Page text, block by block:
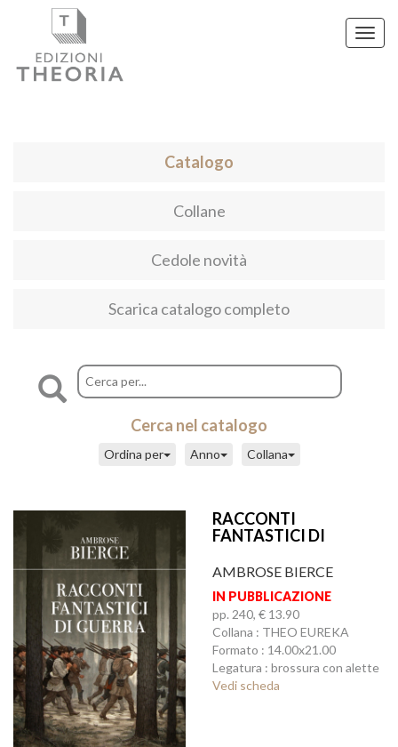
Catalogo
Collane
Cedole novità
Scarica catalogo completo
Cerca nel catalogo
Collana
Anno
Ordina per
RACCONTI
FANTASTICI DI
AMBROSE BIERCE
IN PUBBLICAZIONE
pp. 240, € 13.90
Collana : THEO EUREKA
Formato : 14.00x21.00
Legatura : brossura con alette
Vedi scheda